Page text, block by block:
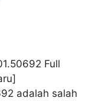
Full
adalah salah